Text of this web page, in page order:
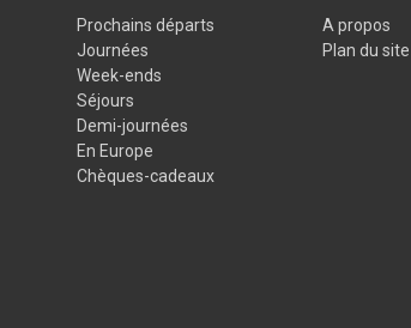
Prochains départs
Journées
Week-ends
Séjours
Demi-journées
En Europe
Chèques-cadeaux
A propos
Plan du site